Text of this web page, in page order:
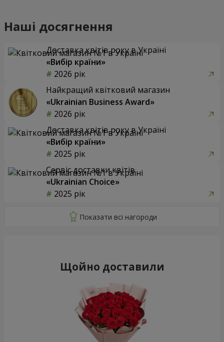
Наші досягнення
Доставка квітів року в Україні
«Вибір країни»
2026 рік
Найкращий квітковий магазин
«Ukrainian Business Award»
2026 рік
Доставка квітів року в Україні
«Вибір країни»
2025 рік
Сервіс доставки квітів
«Ukrainian Choice»
2025 рік
Щойно доставили